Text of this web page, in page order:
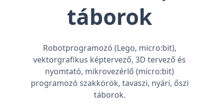
táborok
Robotprogramozó (Lego, micro:bit),
vektorgrafikus képtervező, 3D tervező és
nyomtató, mikrovezérlő (micro:bit)
programozó szakkörök, tavaszi, nyári, őszi
táborok.